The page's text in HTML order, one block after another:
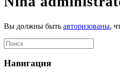
Вы должны быть авторизованы,
Навигация